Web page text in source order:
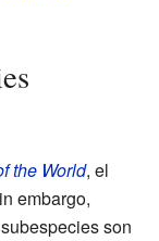
the World, el
embargo,
son